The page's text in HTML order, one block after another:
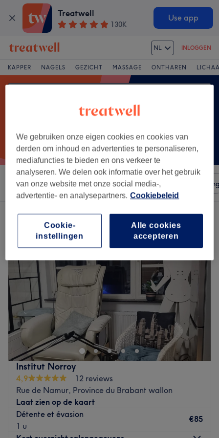
Treatwell
130K
Use app
NL INLOGGEN
KAPPER NAGELS GEZICHT MASSAGE ONTHAREN
Sorteer op Salons Expresaanbiedingen
Een salon met:other-massages in Nivelles, Province du Brabant wallon
Institut Norroy
4,9
12 reviews
Rue de Namur, Province du Brabant wallon
Laat zien op de kaart
Détente et évasion
1 u
€85
We gebruiken onze eigen cookies en cookies van
derden om inhoud en advertenties te personaliseren,
mediafuncties te bieden en ons verkeer te
analyseren. We delen ook informatie over het gebruik
van onze website met onze social media-,
advertentie- en analysepartners. Cookiebeleid
Alle cookies
accepteren
Cookie-
instellingen